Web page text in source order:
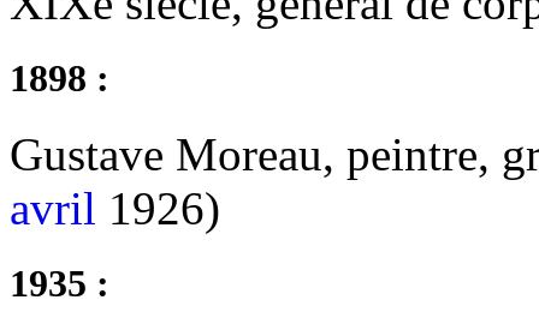
1898 :
Gustave Moreau, peintre,
avril 1926)
1935 :